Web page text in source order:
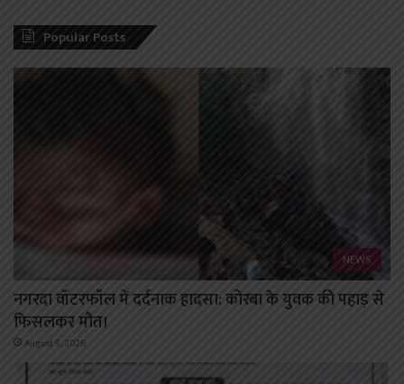
Popular Posts
NEWS
नगरदा वॉटरफॉल में दर्दनाक हादसा: कोरबा के युवक की पहाड़ से
फिसलकर मौत।
August 5, 2026